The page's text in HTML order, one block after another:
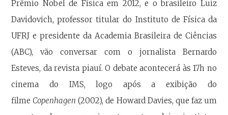
Prêmio Nobel de Física em 2012, e o brasileiro Luiz
Davidovich, professor titular do Instituto de Física da
UFRJ e presidente da Academia Brasileira de Ciências
(ABC), vão conversar com o jornalista Bernardo
Esteves, da revista piauí. O debate acontecerá às 17h no
cinema do IMS, logo após a exibição do
filme Copenhagen (2002), de Howard Davies, que faz um